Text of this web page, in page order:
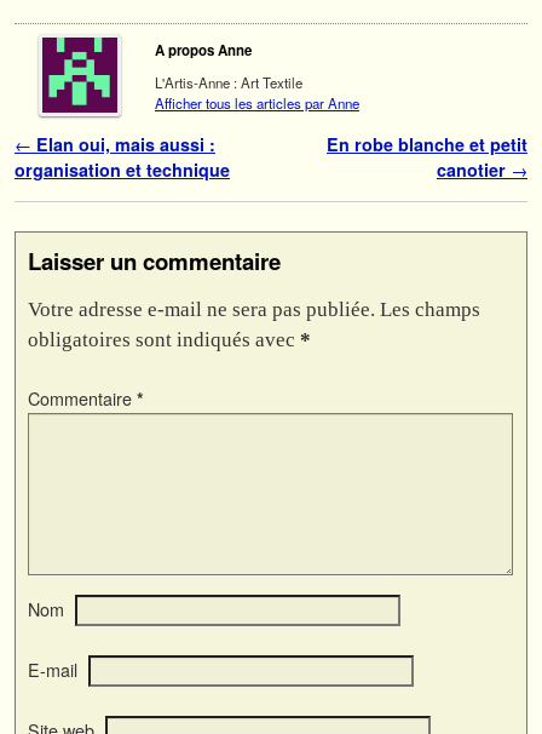
A propos Anne
L'Artis-Anne : Art Textile
Afficher tous les articles par Anne
Navigation des articles
← Elan oui, mais aussi :
organisation et technique
En robe blanche et petit
canotier →
Laisser un commentaire
Votre adresse e-mail ne sera pas publiée. Les champs
obligatoires sont indiqués avec *
Commentaire *
Nom
E-mail